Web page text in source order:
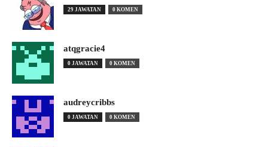
29 JAWATAN 0 KOMEN
atqgracie4
0 JAWATAN 0 KOMEN
audreycribbs
0 JAWATAN 0 KOMEN